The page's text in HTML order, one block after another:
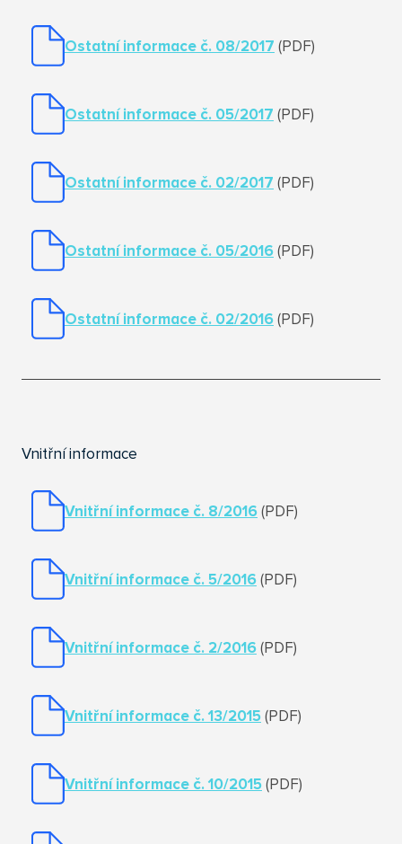
Ostatní informace č. 08/2017 (PDF)
Ostatní informace č. 05/2017 (PDF)
Ostatní informace č. 02/2017 (PDF)
Ostatní informace č. 05/2016 (PDF)
Ostatní informace č. 02/2016 (PDF)
Vnitřní informace
Vnitřní informace č. 8/2016 (PDF)
Vnitřní informace č. 5/2016 (PDF)
Vnitřní informace č. 2/2016 (PDF)
Vnitřní informace č. 13/2015 (PDF)
Vnitřní informace č. 10/2015 (PDF)